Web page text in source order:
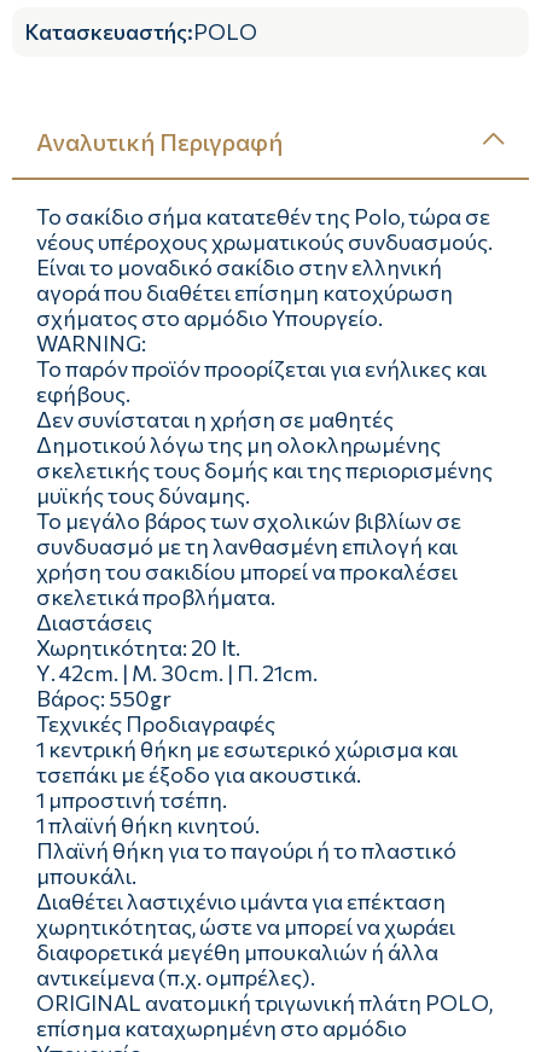
Κατασκευαστής:POLO
Αναλυτική Περιγραφή
Το σακίδιο σήμα κατατεθέν της Polo, τώρα σε
νέους υπέροχους χρωματικούς συνδυασμούς.
Είναι τo μοναδικό σακίδιο στην ελληνική
αγορά που διαθέτει επίσημη κατοχύρωση
σχήματος στο αρμόδιο Υπουργείο.
WARNING:
Το παρόν προϊόν προορίζεται για ενήλικες και
εφήβους.
Δεν συνίσταται η χρήση σε μαθητές
Δημοτικού λόγω της μη ολοκληρωμένης
σκελετικής τους δομής και της περιορισμένης
μυϊκής τους δύναμης.
Το μεγάλο βάρος των σχολικών βιβλίων σε
συνδυασμό με τη λανθασμένη επιλογή και
χρήση του σακιδίου μπορεί να προκαλέσει
σκελετικά προβλήματα.
Διαστάσεις
Χωρητικότητα: 20 lt.
Υ. 42cm. | Μ. 30cm. | Π. 21cm.
Βάρος: 550gr
Τεχνικές Προδιαγραφές
1 κεντρική θήκη με εσωτερικό χώρισμα και
τσεπάκι με έξοδο για ακουστικά.
1 μπροστινή τσέπη.
1 πλαϊνή θήκη κινητού.
Πλαϊνή θήκη για το παγούρι ή το πλαστικό
μπουκάλι.
Διαθέτει λαστιχένιο ιμάντα για επέκταση
χωρητικότητας, ώστε να μπορεί να χωράει
διαφορετικά μεγέθη μπουκαλιών ή άλλα
αντικείμενα (π.χ. ομπρέλες).
ORIGINAL ανατομική τριγωνική πλάτη POLO,
επίσημα καταχωρημένη στο αρμόδιο